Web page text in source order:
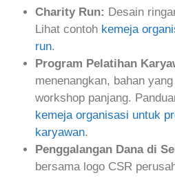
Charity Run: Desain
Lihat contoh kemeja
run.
Program Pelatihan
menenangkan, bahan
workshop panjang.
kemeja organisasi untuk
karyawan.
Penggalangan Dana di
bersama logo CSR